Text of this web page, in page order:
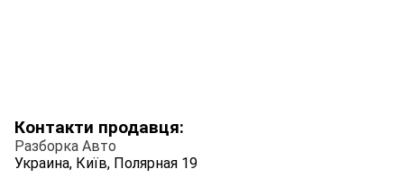
Контакти продавця:
Разборка Авто
Украина, Київ, Полярная 19